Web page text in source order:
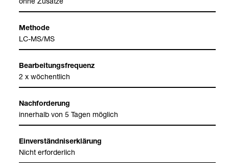
Methode
LC-​MS/MS
Bear­bei­tungs­fre­quenz
2 x wöchent­lich
Nach­for­de­rung
inner­halb von 5 Tagen mög­lich
Ein­ver­ständ­nis­er­klä­rung
Nicht erfor­der­lich